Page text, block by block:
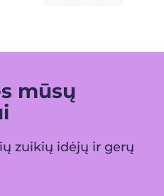
mūsų
zuikių idėjų ir gerų